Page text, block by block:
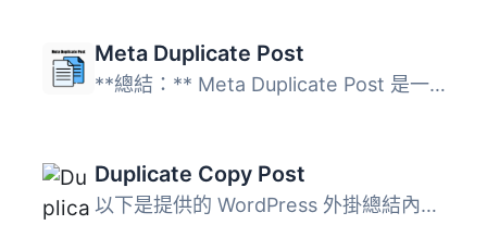
Meta Duplicate Post
**總結：** Meta Duplicate Post 是一個功能強大、彈性十足的...
Duplicate Copy Post
以下是提供的 WordPress 外掛總結內容： 只需一個點擊即可複...